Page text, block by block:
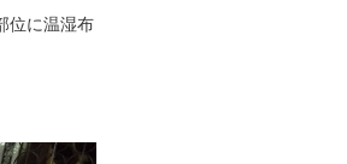
位に温湿布